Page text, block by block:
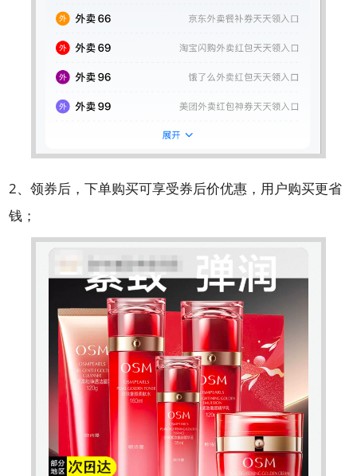
2、领券后，下单购买可享受券后价优惠，用户购买更省
钱；